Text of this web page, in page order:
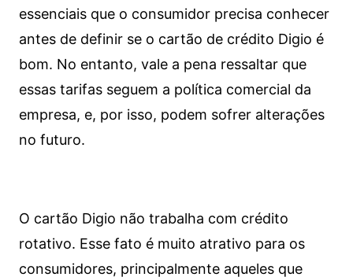
essenciais que o consumidor precisa conhecer
antes de definir se o cartão de crédito Digio é
bom. No entanto, vale a pena ressaltar que
essas tarifas seguem a política comercial da
empresa, e, por isso, podem sofrer alterações
no futuro.
O cartão Digio não trabalha com crédito
rotativo. Esse fato é muito atrativo para os
consumidores, principalmente aqueles que